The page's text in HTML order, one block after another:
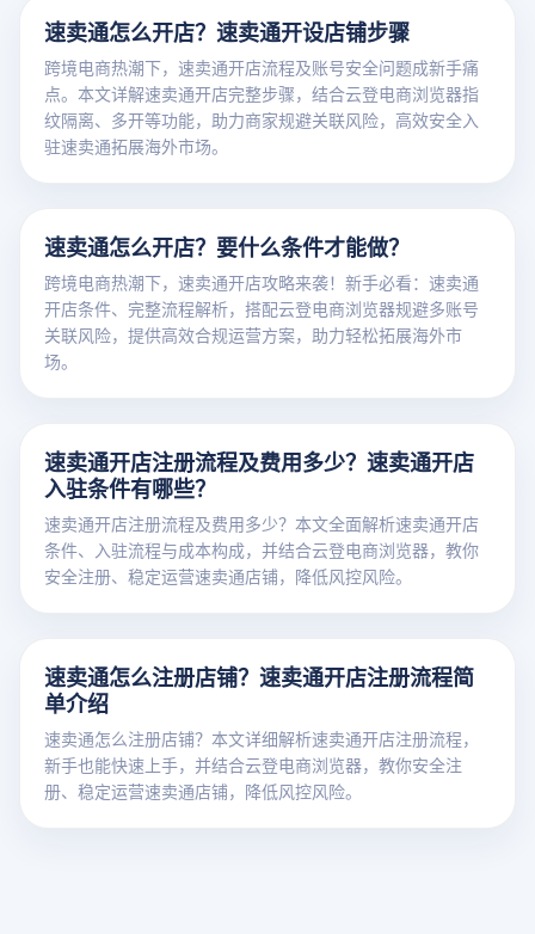
速卖通怎么开店？速卖通开设店铺步骤
跨境电商热潮下，速卖通开店流程及账号安全问题成新手痛
点。本文详解速卖通开店完整步骤，结合云登电商浏览器指
纹隔离、多开等功能，助力商家规避关联风险，高效安全入
驻速卖通拓展海外市场。
速卖通怎么开店？要什么条件才能做？
跨境电商热潮下，速卖通开店攻略来袭！新手必看：速卖通
开店条件、完整流程解析，搭配云登电商浏览器规避多账号
关联风险，提供高效合规运营方案，助力轻松拓展海外市
场。
速卖通开店注册流程及费用多少？速卖通开店
入驻条件有哪些？
速卖通开店注册流程及费用多少？本文全面解析速卖通开店
条件、入驻流程与成本构成，并结合云登电商浏览器，教你
安全注册、稳定运营速卖通店铺，降低风控风险。
速卖通怎么注册店铺？速卖通开店注册流程简
单介绍
速卖通怎么注册店铺？本文详细解析速卖通开店注册流程，
新手也能快速上手，并结合云登电商浏览器，教你安全注
册、稳定运营速卖通店铺，降低风控风险。